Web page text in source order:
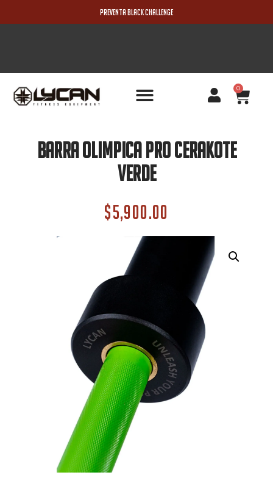
PREVENTA BLACK CHALLENGE
0
Barra Olimpica Pro Cerakote
Verde
$5,900.00